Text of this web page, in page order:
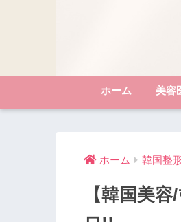
ホーム 美容
ホーム 韓国整
【韓国美